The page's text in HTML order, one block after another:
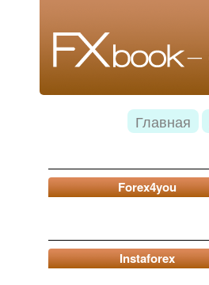
Главная
Forex4you
Instaforex